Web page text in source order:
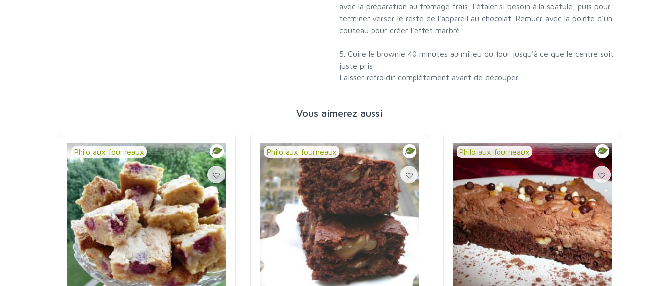
avec la préparation au fromage frais, l'étaler si besoin à la spatule, puis pour
terminer verser le reste de l'appareil au chocolat. Remuer avec la pointe d'un
couteau pôur créer l'effet marbré.
5. Cuire le brownie 40 minutes au milieu du four jusqu'à ce que le centre soit
juste pris.
Laisser refroidir complétement avant de découper.
Vous aimerez aussi
Philo aux fourneaux Philo aux fourneaux Philo aux fourneaux